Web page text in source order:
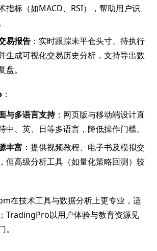
指标（如MACD、RSI），帮助用户识
易报告 ：实时跟踪未平仓头寸、待执行
生成可视化交易历史分析，支持导出数
盘。
：
与多语言支持：网页版与移动端设计直
中、英、日等多语言，降低操作门槛。
丰富 ：提供视频教程、电子书及模拟交
但高级分析工具（如量化策略回测）较
在技术工具与数据分析上更专业，适
TradingPro以用户体验与教育资源见